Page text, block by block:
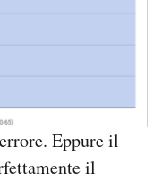
Eppure il
il